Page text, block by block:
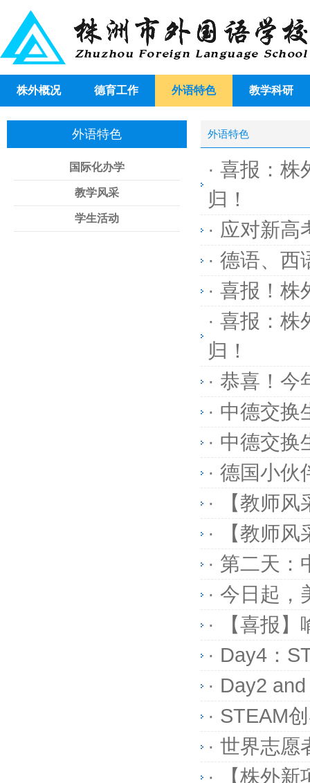
株外概况 德育工作 外语特色 教学科研
外语特色
国际化办学
教学风采
学生活动
外语特色
· 喜报：株
归！
· 应对新高
· 德语、西
· 喜报！株
· 喜报：株
归！
· 恭喜！今
· 中德交换
· 中德交换
· 德国小伙
·
【教师
·
【教师
· 第二天：
· 今日起，
·
【喜报
· Day4：
· Day2
· STEAM
· 世界志愿
·
【株外